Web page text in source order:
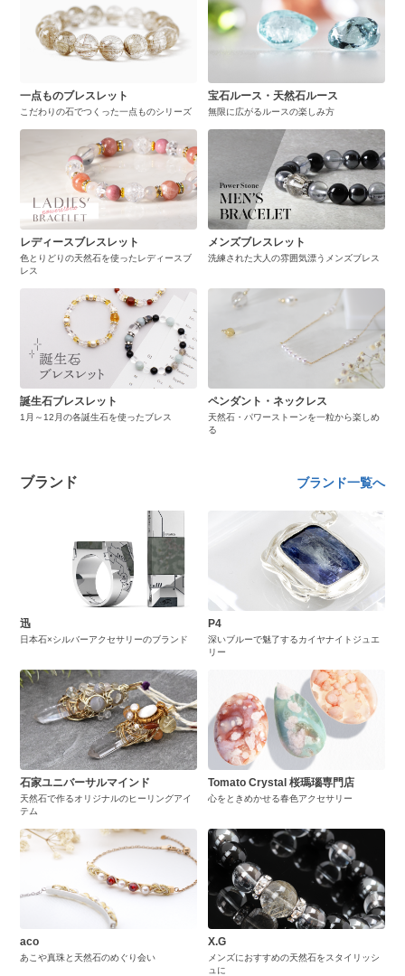
一点ものブレスレット
こだわりの石でつくった一点ものシリーズ
宝石ルース・天然石ルース
無限に広がるルースの楽しみ方
レディースブレスレット
色とりどりの天然石を使ったレディースブ
レス
メンズブレスレット
洗練された大人の雰囲気漂うメンズブレス
誕生石ブレスレット
1月～12月の各誕生石を使ったブレス
ペンダント・ネックレス
天然石・パワーストーンを一粒から楽しめ
る
ブランド ブランド一覧へ
迅
日本石×シルバーアクセサリーのブランド
P4
深いブルーで魅了するカイヤナイトジュエ
リー
石家ユニバーサルマインド
天然石で作るオリジナルのヒーリングアイ
テム
Tomato Crystal 桜瑪瑙専門店
心をときめかせる春色アクセサリー
aco
あこや真珠と天然石のめぐり会い
X.G
メンズにおすすめの天然石をスタイリッシ
ュに